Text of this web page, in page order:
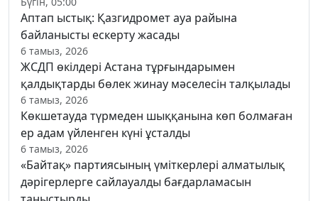
Аптап ыстық: Қазгидромет ауа райына
байланысты ескерту жасады
6 тамыз, 2026
ЖСДП өкілдері Астана тұрғындарымен
қалдықтарды бөлек жинау мәселесін талқылады
6 тамыз, 2026
Көкшетауда түрмеден шыққанына көп болмаған
ер адам үйленген күні ұсталды
6 тамыз, 2026
«Байтақ» партиясының үміткерлері алматылық
дәрігерлерге сайлауалды бағдарламасын